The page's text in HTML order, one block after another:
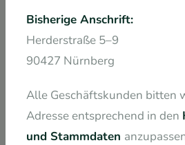
Kostenlose Beratung
Diskret und kompetent
Med SSE System GmbH
Bisherige Anschrift:
Herderstraße 5–9
90427 Nürnberg
Alle Geschäftskunden bitten
Adresse entsprechend in den
und Stammdaten